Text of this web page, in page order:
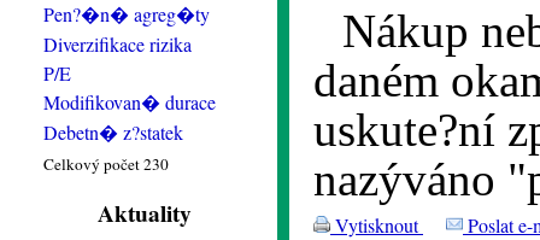
Pen?�n� agreg�ty
Diverzifikace rizika
P/E
Modifikovan� durace
Debetn� z?statek
Celkový počet 230
Aktuality
Nákup
daném
uskute?ní
nazýváno
Vytisknout Poslat e-